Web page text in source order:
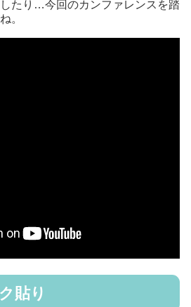
たり…今回のカンファレンスを踏
。
貼り